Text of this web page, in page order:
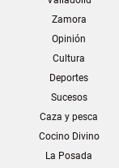
Zamora
Opinión
Cultura
Deportes
Sucesos
Caza y pesca
Cocino Divino
La Posada